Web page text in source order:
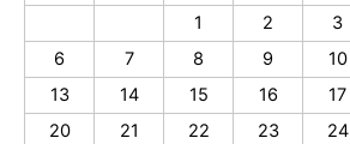
1
2 3
6
7 8 9 10
13
14 15 16 17
20
21 22 23 24